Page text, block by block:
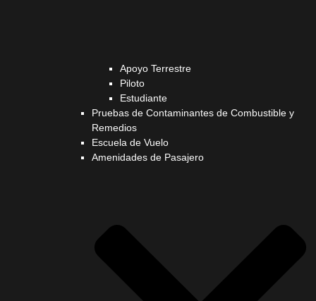
Apoyo Terrestre
Piloto
Estudiante
Pruebas de Contaminantes de Combustible y
Remedios
Escuela de Vuelo
Amenidades de Pasajero